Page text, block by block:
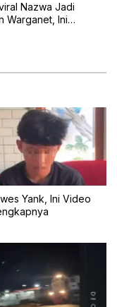
Nazwa Jadi
Warganet, Ini
Yank, Ini Video